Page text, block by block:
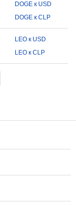
DOGE к USD
DOGE к CLP
LEO к USD
LEO к CLP